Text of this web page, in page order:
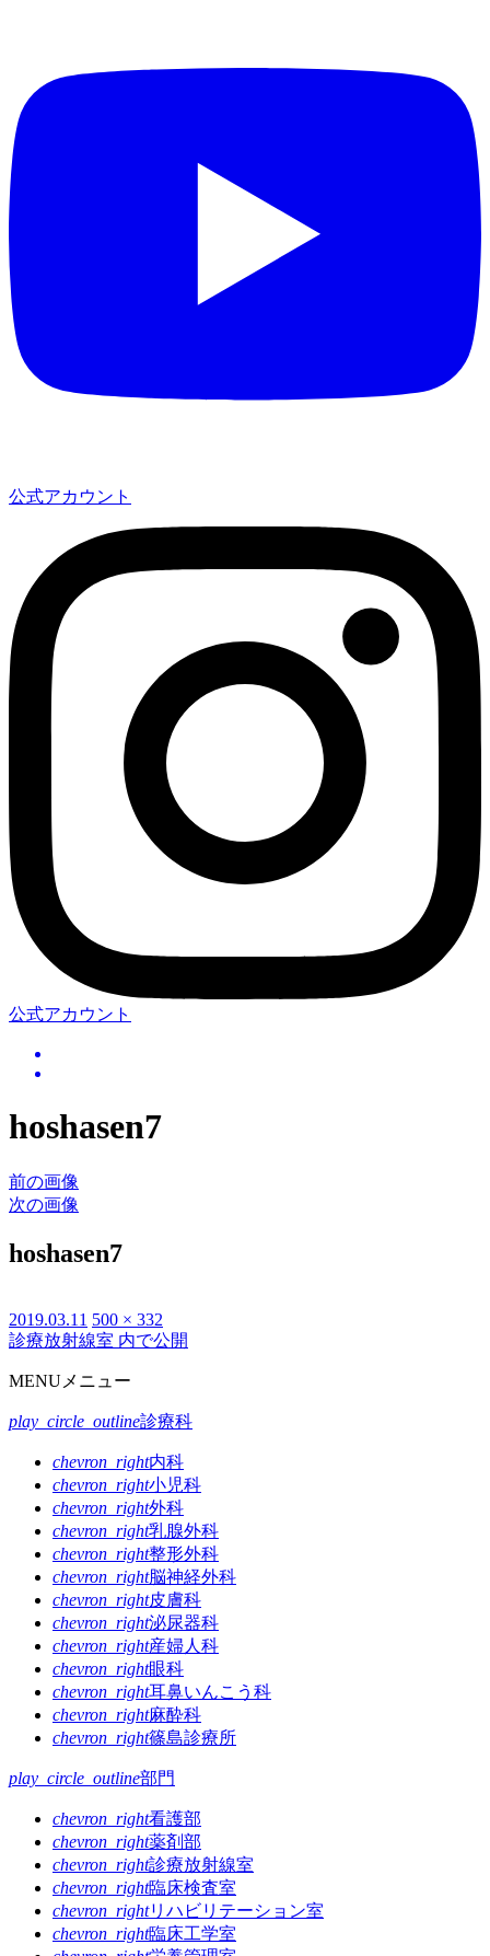
公式アカウント
公式アカウント
hoshasen7
前の画像
次の画像
hoshasen7
投
稿
2019.03.11 フ
ル
イ
500 × 332
投
稿
ナ
診療放射線室 内で公開
MENU メニュー
play_circle_outline診療科
chevron_right内科
chevron_right小児科
chevron_right外科
chevron_right乳腺外科
chevron_right整形外科
chevron_right脳神経外科
chevron_right皮膚科
chevron_right泌尿器科
chevron_right産婦人科
chevron_right眼科
chevron_right耳鼻いんこう科
chevron_right麻酔科
chevron_right篠島診療所
play_circle_outline部門
chevron_right看護部
chevron_right薬剤部
chevron_right診療放射線室
chevron_right臨床検査室
chevron_rightリハビリテーション室
chevron_right臨床工学室